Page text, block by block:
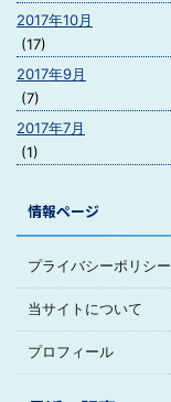
2017年10月
(17)
2017年9月
(7)
2017年7月
(1)
情報ページ
プライバシーポリシー
当サイトについて
プロフィール